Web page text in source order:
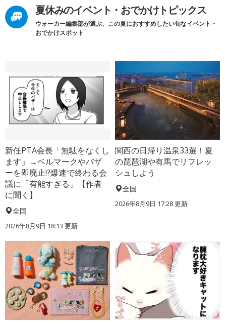
夏休みのイベント・おでかけトピックス
ウォーカー編集部が選ぶ、この夏におすすめしたい旬なイベント・
おでかけスポット
新任PTA会長「無駄をなくし
ます」→ベルマークやバザ
ーを即廃止!?爆速で終わる会
議に「有能すぎる」【作者
に聞く】
全国
2026年8月9日 18:13 更新
関西の日帰り温泉33選！夏
の琵琶湖や有馬でリフレッ
シュしよう
全国
2026年8月9日 17:28更新